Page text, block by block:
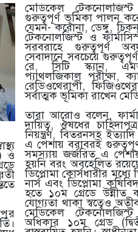
ও
মেডিকেল
গুরুত্বপূর্ণ ভূমিকা পালন
যেমন- করোনা, ডেঙ্গু,
টেকনোলজিস্ট ও
সরবরাহে গুরুত্বপূর্ণ
সেবাদানে সবচেয়ে
রে, সিটি স্ক্যান,
প্যাথলজিকাল পরীক্ষা,
রেডিওথেরাপী,
সর্বাত্মক ভূমিকা রাখেন
তারা আরোও বলেন,
দায়িত্ব, ঔষধের
নিয়ন্ত্রণ, বিতরনসহ
এ পেশায় বরাবরই
সমস্যায় জর্জরিত এ
হয়নি বরং অবহেলিত
ডিপ্লোমা কোর্সধারীর মধ্যে
নার্স এবং ডিপ্লোমা
হতে ১০ম গ্রেডে উন্নীত
যোগ্যতা থাকা স্বত্বেও
মেডিকেল টেকনোলজিস্ট
অধিকার ১০ম গ্রেড